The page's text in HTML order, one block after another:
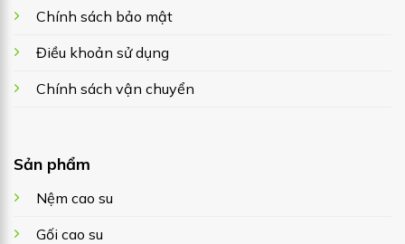
Chính sách bảo mật
Điều khoản sử dụng
Chính sách vận chuyển
Sản phẩm
Nệm cao su
Gối cao su